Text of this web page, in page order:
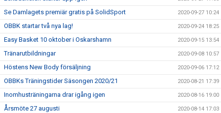
Se Damlagets premiär gratis på SolidSport 2020-09-27 10:24
OBBK startar två nya lag! 2020-09-24 18:25
Easy Basket 10 oktober i Oskarshamn 2020-09-15 13:54
Tränarutbildningar 2020-09-08 10:57
Höstens New Body försäljning 2020-09-06 17:12
OBBKs Träningstider Säsongen 2020/21 2020-08-21 17:39
Inomhusträningarna drar igång igen 2020-08-16 19:00
Årsmöte 27 augusti 2020-08-14 17:03